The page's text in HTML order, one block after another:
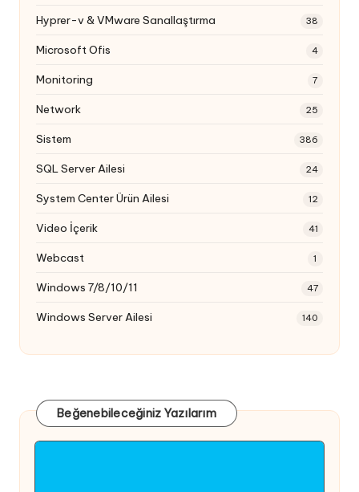
Hyprer-v & VMware Sanallaştırma 38
Microsoft Ofis 4
Monitoring 7
Network 25
Sistem 386
SQL Server Ailesi 24
System Center Ürün Ailesi 12
Video İçerik 41
Webcast 1
Windows 7/8/10/11 47
Windows Server Ailesi 140
Beğenebileceğiniz Yazılarım